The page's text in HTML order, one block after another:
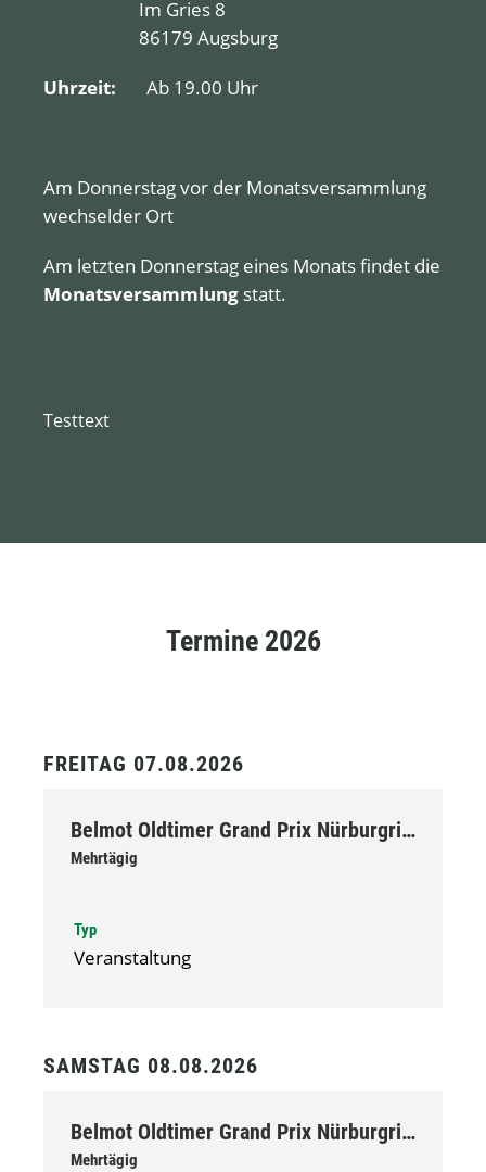
Im Gries 8
86179 Augsburg
Uhrzeit:
Ab 19.00 Uhr
Am Donnerstag vor der Monatsversammlung
wechselder Ort
Am letzten Donnerstag eines Monats findet die
Monatsversammlung statt.
Testtext
Termine 2026
FREITAG 07.08.2026
Belmot Oldtimer Grand Prix Nürburgring
Mehrtägig
Typ
Veranstaltung
SAMSTAG 08.08.2026
Belmot Oldtimer Grand Prix Nürburgring
Mehrtägig